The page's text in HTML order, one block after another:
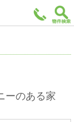
ーのある家